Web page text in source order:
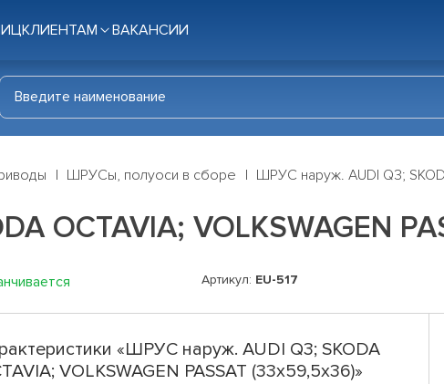
КЛИЕНТАМ ВАКАНСИИ
ШРУСы, полуоси в сборе ШРУС наруж. AUDI Q3;
OCTAVIA; VOLKSWAGEN
Артикул: EU-517
«ШРУС наруж. AUDI Q3; SKODA
VOLKSWAGEN PASSAT (33х59,5х36)»